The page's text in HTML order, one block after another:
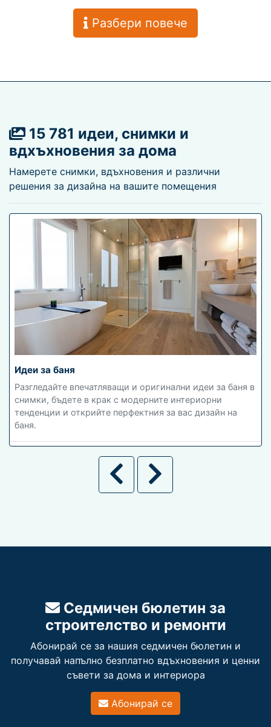
Разбери повече
15 781 идеи, снимки и
вдхъхновения за дома
Намерете снимки, вдъхновения и различни
решения за дизайна на вашите помещения
Идеи за баня
Разгледайте впечатляващи и оригинални идеи за баня в
снимки, бъдете в крак с модерните интериорни
тенденции и открийте перфектния за вас дизайн на
баня.
Седмичен бюлетин за
строителство и ремонти
Абонирай се за нашия седмичен бюлетин и
получавай напълно безплатно вдъхновения и ценни
съвети за дома и интериора
Абонирай се